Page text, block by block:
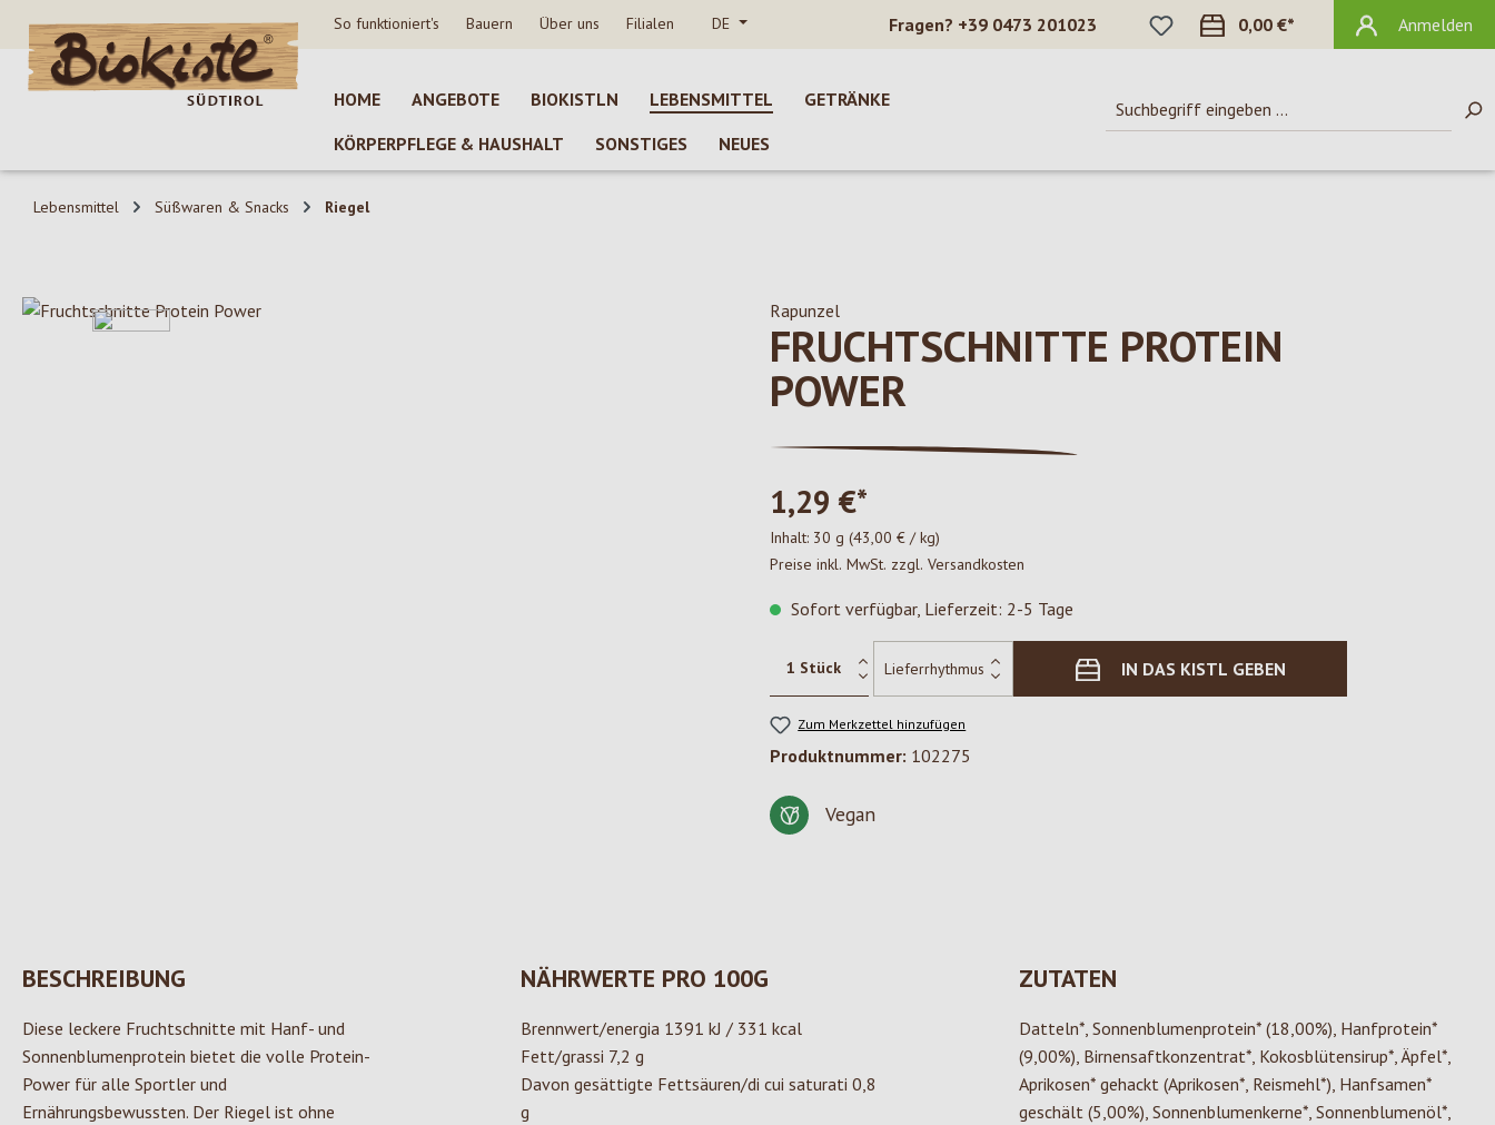
Hauptinhalt springen
Zur Suche springen
Zur Hauptnavigation springen So funktioniert's Bauern Über uns Filialen DE Fragen? +39 0473 201023
DU HAST 0 PRODUKTE AUF DEM
0,00 €* Anmelden
HOME ANGEBOTE BIOKISTLN LEBENSMITTEL
GETRÄNKE
KÖRPERPFLEGE & HAUSHALT
SONSTIGES NEUES
Lebensmittel Süßwaren & Snacks Riegel
Bildergalerie überspringen Rapunzel
FRUCHTSCHNITTE PROTEIN
POWER
1,29 €*
Inhalt: 30 g (43,00 € / kg)
Preise inkl. MwSt. zzgl. Versandkosten
Sofort verfügbar, Lieferzeit: 2-5 Tage
IN DAS KISTL GEBEN
Zum Merkzettel hinzufügen
Produktnummer: 102275
Vegan
BESCHREIBUNG
Diese leckere Fruchtschnitte mit Hanf- und
Sonnenblumenprotein bietet die volle Protein-
Power für alle Sportler und
Ernährungsbewussten. Der Riegel ist ohne
NÄHRWERTE PRO 100G
Brennwert/energia 1391 kJ / 331 kcal
Fett/grassi 7,2 g
Davon gesättigte Fettsäuren/di cui saturati 0,8
g
ZUTATEN
Datteln*, Sonnenblumenprotein* (18,00%), Hanfprotein*
(9,00%), Birnensaftkonzentrat*, Kokosblütensirup*, Äpfel*,
Aprikosen* gehackt (Aprikosen*, Reismehl*), Hanfsamen*
geschält (5,00%), Sonnenblumenkerne*, Sonnenblumenöl*,